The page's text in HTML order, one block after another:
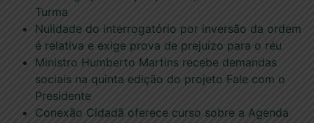
Turma
Nulidade do interrogatório por inversão da ordem
é relativa e exige prova de prejuízo para o réu
Ministro Humberto Martins recebe demandas
sociais na quinta edição do projeto Fale com o
Presidente
Conexão Cidadã oferece curso sobre a Agenda